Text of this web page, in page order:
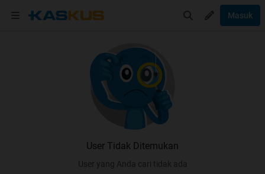
Masuk
User Tidak Ditemukan
User yang Anda cari tidak ada